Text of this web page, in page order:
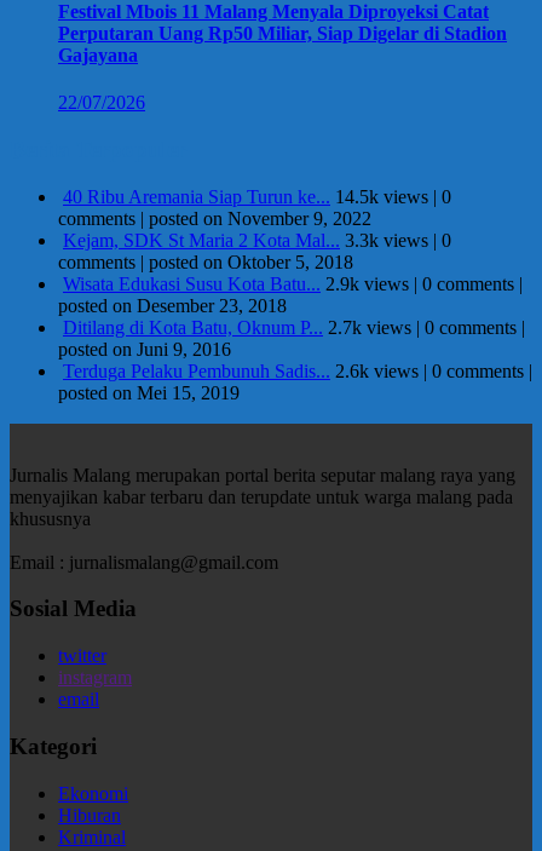
Festival Mbois 11 Malang Menyala Diproyeksi Catat
Perputaran Uang Rp50 Miliar, Siap Digelar di Stadion
Gajayana
22/07/2026
40 Ribu Aremania Siap Turun ke... 14.5k views | 0
comments | posted on November 9, 2022
Kejam, SDK St Maria 2 Kota Mal... 3.3k views | 0
comments | posted on Oktober 5, 2018
Wisata Edukasi Susu Kota Batu... 2.9k views | 0 comments |
posted on Desember 23, 2018
Ditilang di Kota Batu, Oknum P... 2.7k views | 0 comments |
posted on Juni 9, 2016
Terduga Pelaku Pembunuh Sadis... 2.6k views | 0 comments |
posted on Mei 15, 2019
Jurnalis Malang merupakan portal berita seputar malang raya yang
menyajikan kabar terbaru dan terupdate untuk warga malang pada
khususnya
Email : jurnalismalang@gmail.com
Sosial Media
twitter
instagram
email
Kategori
Ekonomi
Hiburan
Kriminal